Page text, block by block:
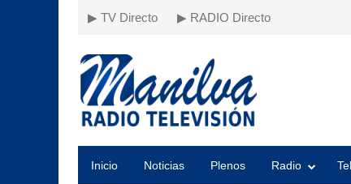
▶ TV Directo ▶ RADIO Directo
Inicio Noticias Plenos Radio